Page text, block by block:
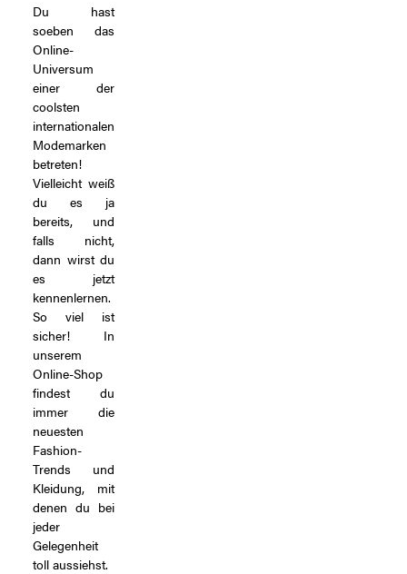
Du hast
soeben das
Online-
Universum
einer der
coolsten
internationalen
Modemarken
betreten!
Vielleicht weiß
du es ja
bereits, und
falls nicht,
dann wirst du
es jetzt
kennenlernen.
So viel ist
sicher! In
unserem
Online-Shop
findest du
immer die
neuesten
Fashion-
Trends und
Kleidung, mit
denen du bei
jeder
Gelegenheit
toll aussiehst.